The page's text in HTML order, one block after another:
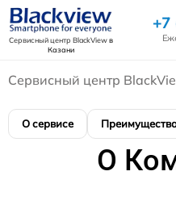
Сервисный центр BlackViewв
Казани
+7
Сервисный центр
О сервисе
О